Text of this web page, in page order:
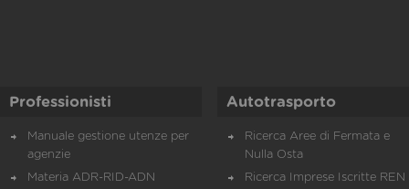
Professionisti
Manuale gestione utenze per
agenzie
Materia ADR-RID-ADN
Autotrasporto
Ricerca Aree di Fermata e
Nulla Osta
Ricerca Imprese Iscritte REN